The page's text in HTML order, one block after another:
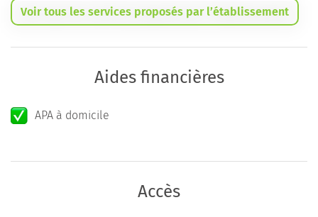
Voir tous les services proposés par l’établissement
Aides financières
APA à domicile
Accès